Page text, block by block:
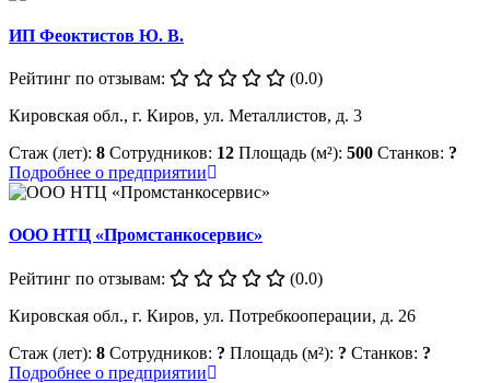
ИП Феоктистов Ю. В.
Рейтинг по отзывам:
(0.0)
Кировская обл., г. Киров, ул. Металлистов, д. 3
Стаж (лет): 8 Сотрудников: 12 Площадь (м²): 500 Станков: ?
Подробнее о предприятии
ООО НТЦ «Промстанкосервис»
Рейтинг по отзывам:
(0.0)
Кировская обл., г. Киров, ул. Потребкооперации, д. 26
Стаж (лет): 8 Сотрудников: ? Площадь (м²): ? Станков: ?
Подробнее о предприятии